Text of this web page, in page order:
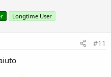
Longtime User
#11